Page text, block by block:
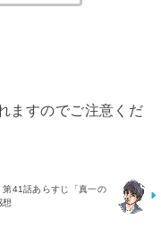
ますのでご注意くだ
第41話あらすじ「真一の
想